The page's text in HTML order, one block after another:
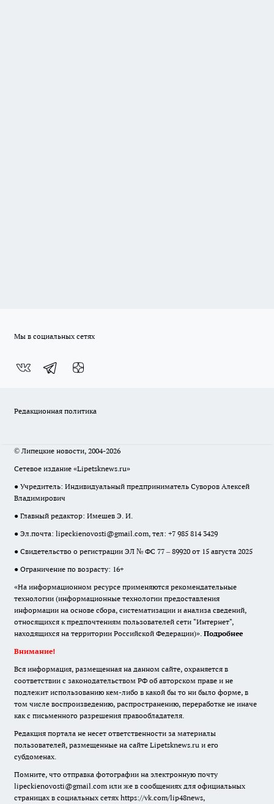
Мы в социальных сетях
Редакционная политика
© Липецкие новости, 2004-2026
Сетевое издание «Lipetsknews.ru»
● Учредитель: Индивидуальный предприниматель Суворов Алексей
Владимирович
● Главный редактор: Имешев Э. И.
● Эл.почта: lipeckienovosti@gmail.com, тел: +7 985 814 3429
● Свидетельство о регистрации ЭЛ № ФС 77 – 89920 от 15 августа 2025
● Ограничение по возрасту: 16+
«На информационном ресурсе применяются рекомендательные
технологии (информационные технологии предоставления
информации на основе сбора, систематизации и анализа сведений,
относящихся к предпочтениям пользователей сети "Интернет",
находящихся на территории Российской Федерации)». Подробнее
Внимание!
Вся информация, размещенная на данном сайте, охраняется в
соответствии с законодательством РФ об авторском праве и не
подлежит использованию кем-либо в какой бы то ни было форме, в
том числе воспроизведению, распространению, переработке не иначе
как с письменного разрешения правообладателя.
Редакция портала не несет ответственности за материалы
пользователей, размещенные на сайте Lipetsknews.ru и его
субдоменах.
Помните, что отправка фотографии на электронную почту
lipeckienovosti@gmail.com или же в сообщениях для официальных
страницах в социальных сетях https://vk.com/lip48news,